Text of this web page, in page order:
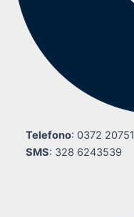
Telefono: 0372 20751
SMS: 328 6243539